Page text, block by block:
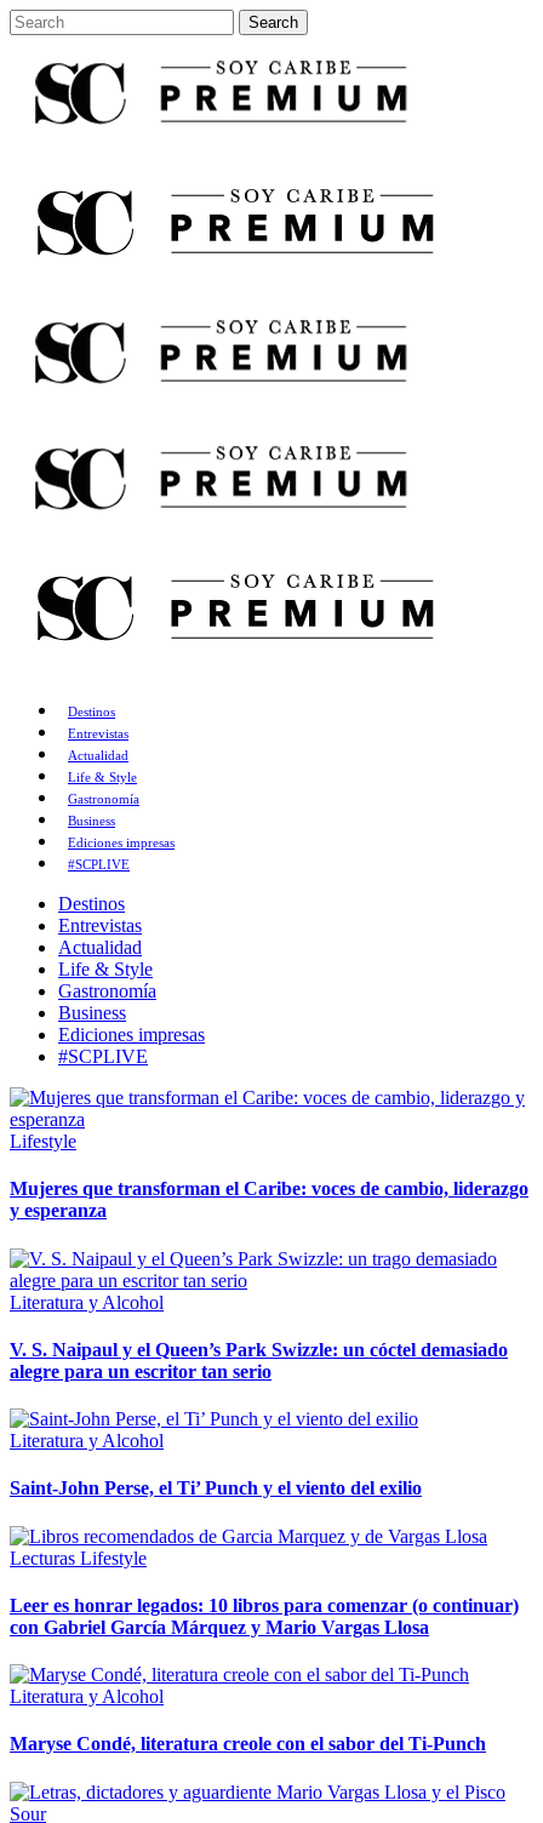
Destinos
Entrevistas
Actualidad
Life & Style
Gastronomía
Business
Ediciones impresas
#SCPLIVE
Destinos
Entrevistas
Actualidad
Life & Style
Gastronomía
Business
Ediciones impresas
#SCPLIVE
Lifestyle
Mujeres que transforman el Caribe: voces de cambio, liderazgo
y esperanza
Literatura y Alcohol
V. S. Naipaul y el Queen’s Park Swizzle: un cóctel demasiado
alegre para un escritor tan serio
Literatura y Alcohol
Saint-John Perse, el Ti’ Punch y el viento del exilio
Lecturas Lifestyle
Leer es honrar legados: 10 libros para comenzar (o continuar)
con Gabriel García Márquez y Mario Vargas Llosa
Literatura y Alcohol
Maryse Condé, literatura creole con el sabor del Ti-Punch